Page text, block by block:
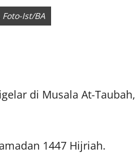
Ist/BA
di Musala At-Taubah,
1447 Hijriah.